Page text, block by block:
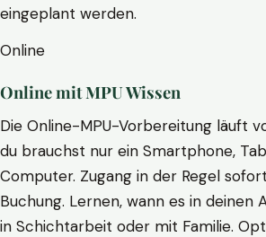
eingeplant werden.
Online
Online mit MPU Wissen
Die Online-MPU-Vorbereitung läuft
du brauchst nur ein Smartphone,
Computer. Zugang in der Regel
Buchung. Lernen, wann es in deinen
in Schichtarbeit oder mit Familie.